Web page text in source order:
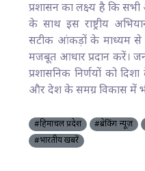
प्रशासन का लक्ष्य है कि सभी
के साथ इस राष्ट्रीय
सटीक आंकड़ों के माध्यम से
मजबूत आधार प्रदान करें।
प्रशासनिक निर्णयों को
और देश के समग्र विकास में
#हिमाचल प्रदेश #ब्रेकिंग न्यूज़
#भारतीय खबरें